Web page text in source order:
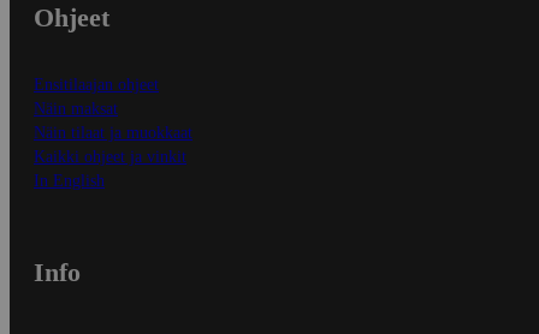
Ohjeet
Ensitilaajan ohjeet
Näin maksat
Näin tilaat ja muokkaat
Kaikki ohjeet ja vinkit
In English
Info